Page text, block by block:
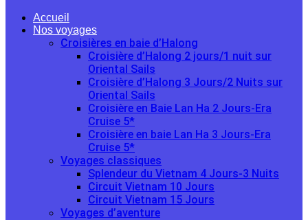
Accueil
Nos voyages
Croisières en baie d’Halong
Croisière d’Halong 2 jours/1 nuit sur
Oriental Sails
Croisière d’Halong 3 Jours/2 Nuits sur
Oriental Sails
Croisière en Baie Lan Ha 2 Jours-Era
Cruise 5*
Croisière en baie Lan Ha 3 Jours-Era
Cruise 5*
Voyages classiques
Splendeur du Vietnam 4 Jours-3 Nuits
Circuit Vietnam 10 Jours
Circuit Vietnam 15 Jours
Voyages d’aventure